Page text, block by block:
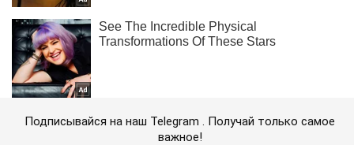
Подписывайся на наш Telegram . Получай только самое
важное!